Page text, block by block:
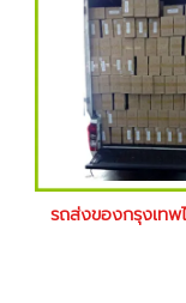
รถส่งของกรุงเทพ